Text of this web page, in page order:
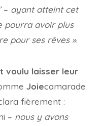
– ayant atteint cet
pourra avoir plus
pour ses rêves ».
voulu laisser leur
Joiecamarade
fièrement :
– nous y avons